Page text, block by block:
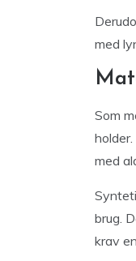
med
Som
med
brug.
krav